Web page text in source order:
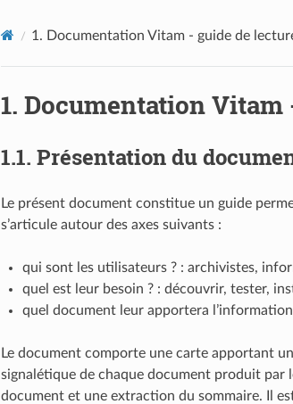
1. Documentation Vitam - guide de
1. Documentation Vitam
1.1. Présentation du
Le présent document constitue un guide
s’articule autour des axes suivants :
qui sont les utilisateurs ? : archivistes,
quel est leur besoin ? : découvrir, tester,
quel document leur apportera
Le document comporte une carte apportant
signalétique de chaque document produit
document et une extraction du sommaire. Il